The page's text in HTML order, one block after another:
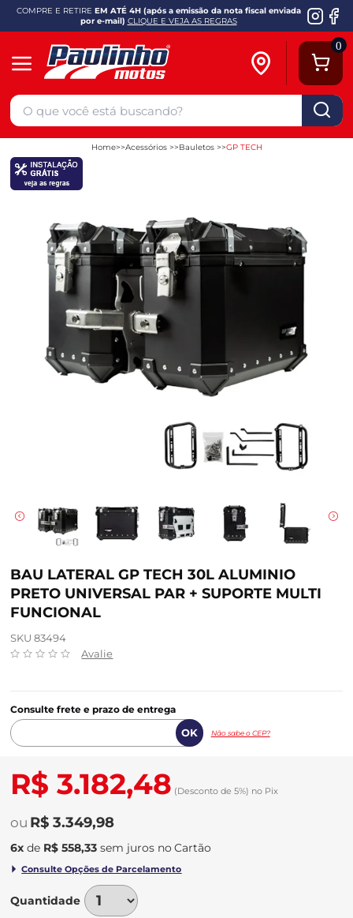
COMPRE E RETIRE EM ATÉ 4H (após a emissão da nota fiscal enviada
por e-mail) CLIQUE E VEJA AS REGRAS
0
Home Acessórios Bauletos GP TECH
BAU LATERAL GP TECH 30L ALUMINIO
PRETO UNIVERSAL PAR + SUPORTE MULTI
FUNCIONAL
SKU 83494
Avalie
Consulte frete e prazo de entrega
Não sabe o CEP?
R$ 3.182,48 (Desconto de 5%) no Pix
R$ 3.349,98
6x de R$ 558,33 sem juros no
Quantidade